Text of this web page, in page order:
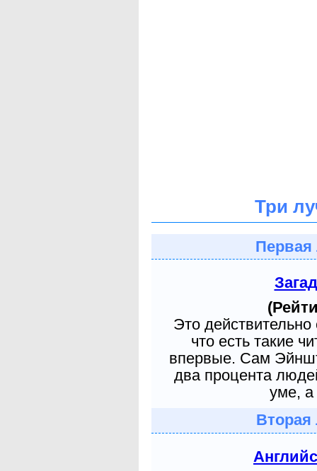
Три
Первая
Это
что есть такие
впервые. Сам
два процента
уме, а
Вторая